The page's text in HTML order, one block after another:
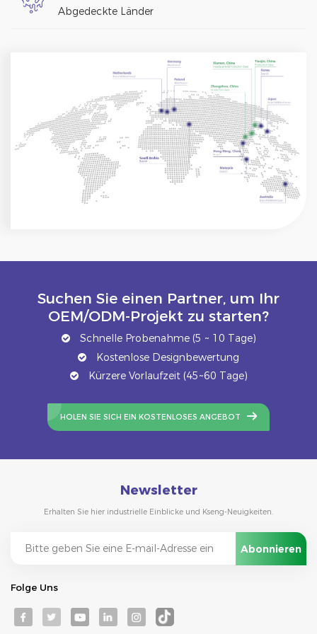
Abgedeckte Länder
Suchen Sie einen Partner, um Ihr
OEM/ODM-Projekt zu starten?
Schnelle Probenahme (5 ~ 10 Tage)
Kostenlose Designbewertung
Kürzere Vorlaufzeit (45~60 Tage)
HOLEN SIE SICH EIN KOSTENLOSES ANGEBOT
Newsletter
Erhalten Sie hier industrielle Einblicke und Kseng-Neuigkeiten.
Folge Uns